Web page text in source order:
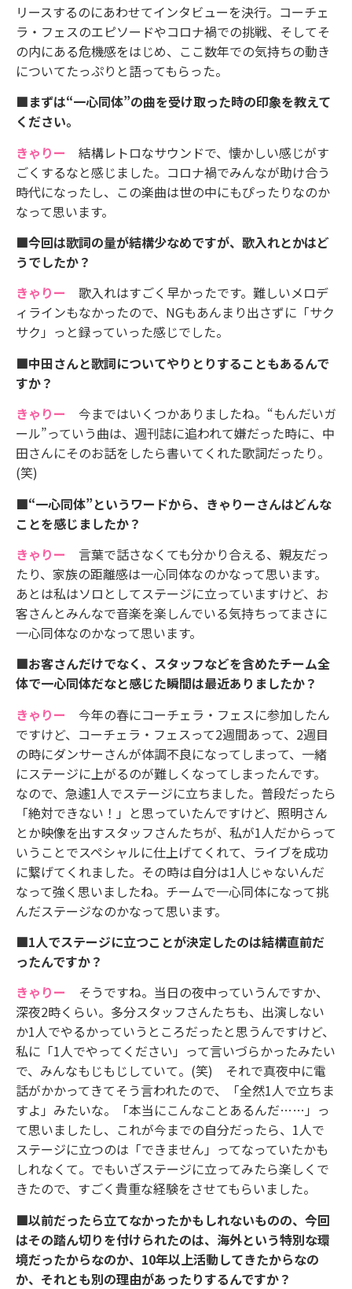
リースするのにあわせてインタビューを決行。コーチェ
ラ・フェスのエピソードやコロナ禍での挑戦、そしてそ
の内にある危機感をはじめ、ここ数年での気持ちの動き
についてたっぷりと語ってもらった。
■まずは“一心同体”の曲を受け取った時の印象を教えて
ください。
きゃりー 結構レトロなサウンドで、懐かしい感じがす
ごくするなと感じました。コロナ禍でみんなが助け合う
時代になったし、この楽曲は世の中にもぴったりなのか
なって思います。
■今回は歌詞の量が結構少なめですが、歌入れとかはど
うでしたか？
きゃりー 歌入れはすごく早かったです。難しいメロデ
ィラインもなかったので、NGもあんまり出さずに「サク
サク」っと録っていった感じでした。
■中田さんと歌詞についてやりとりすることもあるんで
すか？
きゃりー 今まではいくつかありましたね。“もんだいガ
ール”っていう曲は、週刊誌に追われて嫌だった時に、中
田さんにそのお話をしたら書いてくれた歌詞だったり。
(笑)
■“一心同体”というワードから、きゃりーさんはどんな
ことを感じましたか？
きゃりー 言葉で話さなくても分かり合える、親友だっ
たり、家族の距離感は一心同体なのかなって思います。
あとは私はソロとしてステージに立っていますけど、お
客さんとみんなで音楽を楽しんでいる気持ちってまさに
一心同体なのかなって思います。
■お客さんだけでなく、スタッフなどを含めたチーム全
体で一心同体だなと感じた瞬間は最近ありましたか？
きゃりー 今年の春にコーチェラ・フェスに参加したん
ですけど、コーチェラ・フェスって2週間あって、2週目
の時にダンサーさんが体調不良になってしまって、一緒
にステージに上がるのが難しくなってしまったんです。
なので、急遽1人でステージに立ちました。普段だったら
「絶対できない！」と思っていたんですけど、照明さん
とか映像を出すスタッフさんたちが、私が1人だからって
いうことでスペシャルに仕上げてくれて、ライブを成功
に繋げてくれました。その時は自分は1人じゃないんだ
なって強く思いましたね。チームで一心同体になって挑
んだステージなのかなって思います。
■1人でステージに立つことが決定したのは結構直前だ
ったんですか？
きゃりー そうですね。当日の夜中っていうんですか、
深夜2時くらい。多分スタッフさんたちも、出演しない
か1人でやるかっていうところだったと思うんですけど、
私に「1人でやってください」って言いづらかったみたい
で、みんなもじもじしていて。(笑) それで真夜中に電
話がかかってきてそう言われたので、「全然1人で立ちま
すよ」みたいな。「本当にこんなことあるんだ……」っ
て思いましたし、これが今までの自分だったら、1人で
ステージに立つのは「できません」ってなっていたかも
しれなくて。でもいざステージに立ってみたら楽しくで
きたので、すごく貴重な経験をさせてもらいました。
■以前だったら立てなかったかもしれないものの、今回
はその踏ん切りを付けられたのは、海外という特別な環
境だったからなのか、10年以上活動してきたからなの
か、それとも別の理由があったりするんですか？